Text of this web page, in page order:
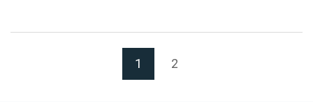
1 (Página actual)
2